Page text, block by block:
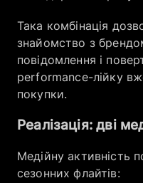
Така комбінація
знайомство з
повідомлення і
performance-лійку
покупки.
Реалізація: дві
Медійну активність
сезонних флайтів: